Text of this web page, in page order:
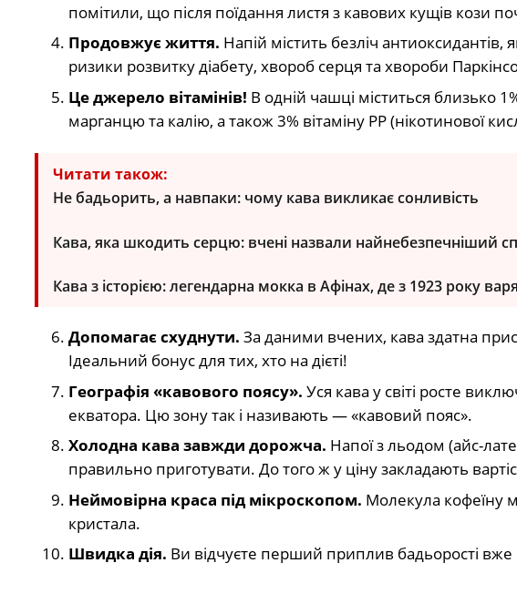
помітили, що після поїдання листя з кавових кущів кози
Продовжує життя. Напій містить безліч
ризики розвитку діабету, хвороб серця та хвороби
Це джерело вітамінів! В одній чашці міститься близько
марганцю та калію, а також 3% вітаміну РР (нікотинової
Читати також:
Не бадьорить, а навпаки: чому кава викликає сонливість
Кава, яка шкодить серцю: вчені назвали найнебезпечніший
Кава з історією: легендарна мокка в Афінах, де з 1923 року
Допомагає схуднути. За даними вчених, кава здатна
Ідеальний бонус для тих, хто на дієті!
Географія «кавового поясу». Уся кава у світі росте
екватора. Цю зону так і називають — «кавовий пояс».
Холодна кава завжди дорожча. Напої з льодом (айс-
правильно приготувати. До того ж у ціну закладають
Неймовірна краса під мікроскопом. Молекула кофеїну
кристала.
Швидка дія. Ви відчуєте перший приплив бадьорості